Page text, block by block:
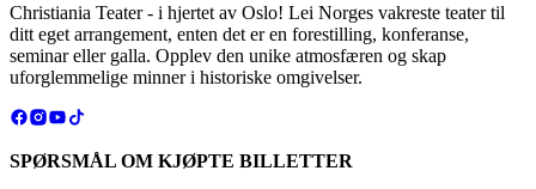
Christiania Teater - i hjertet av Oslo! Lei Norges vakreste teater til
ditt eget arrangement, enten det er en forestilling, konferanse,
seminar eller galla. Opplev den unike atmosfæren og skap
uforglemmelige minner i historiske omgivelser.
SPØRSMÅL OM KJØPTE BILLETTER